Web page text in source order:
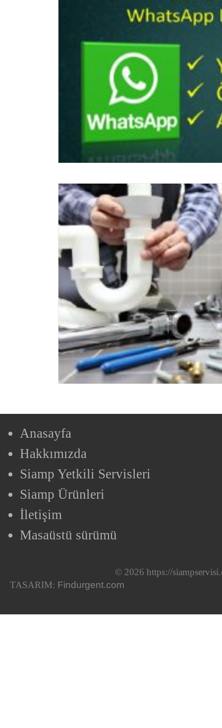
Anasayfa
Hakkımızda
Siamp Yetkili Servisleri
Siamp Ürünleri
İletişim
Masaüstü sürümü
© 2026 https://
TASARIM: Findurgent.com